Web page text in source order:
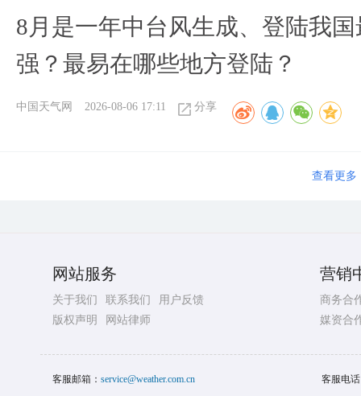
8月是一年中台风生成、登陆我
强？最易在哪些地方登陆？
中国天气网 2026-08-06 17:11 分享
查看更多
网站服务
关于我们 联系我们
用户反馈
版权声明
网站律师
营销
商务合
媒资合
客服邮箱： service@weather.com.cn 客服电